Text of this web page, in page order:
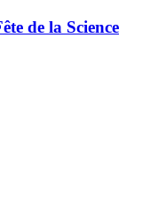
de la Science